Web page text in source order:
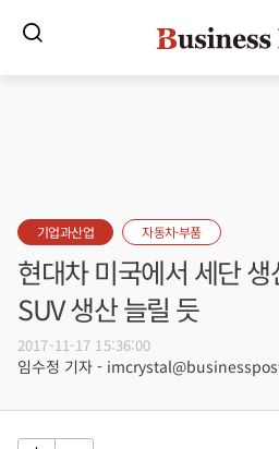
기업과산업 자동차·부품
현대차 미국에서 세단
SUV 생산 늘릴 듯
2017-11-17 15:36:00
임수정 기자 -